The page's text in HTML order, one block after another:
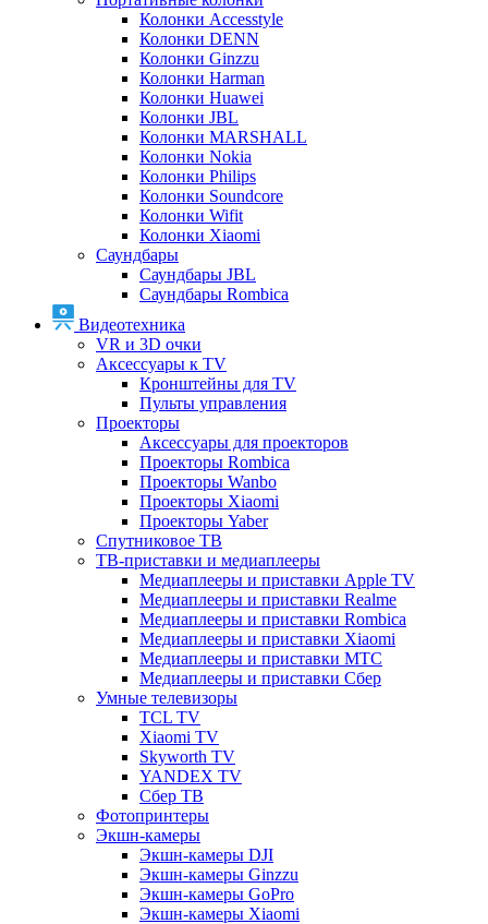
Колонки Accesstyle
Колонки DENN
Колонки Ginzzu
Колонки Harman
Колонки Huawei
Колонки JBL
Колонки MARSHALL
Колонки Nokia
Колонки Philips
Колонки Soundcore
Колонки Wifit
Колонки Xiaomi
Саундбары
Саундбары JBL
Саундбары Rombica
Видеотехника
VR и 3D очки
Аксессуары к TV
Кронштейны для TV
Пульты управления
Проекторы
Аксессуары для проекторов
Проекторы Rombica
Проекторы Wanbo
Проекторы Xiaomi
Проекторы Yaber
Спутниковое ТВ
ТВ-приставки и медиаплееры
Медиаплееры и приставки Apple TV
Медиаплееры и приставки Realme
Медиаплееры и приставки Rombica
Медиаплееры и приставки Xiaomi
Медиаплееры и приставки МТС
Медиаплееры и приставки Сбер
Умные телевизоры
TCL TV
Xiaomi TV
Skyworth TV
YANDEX TV
Сбер ТВ
Фотопринтеры
Экшн-камеры
Экшн-камеры DJI
Экшн-камеры Ginzzu
Экшн-камеры GoPro
Экшн-камеры Xiaomi